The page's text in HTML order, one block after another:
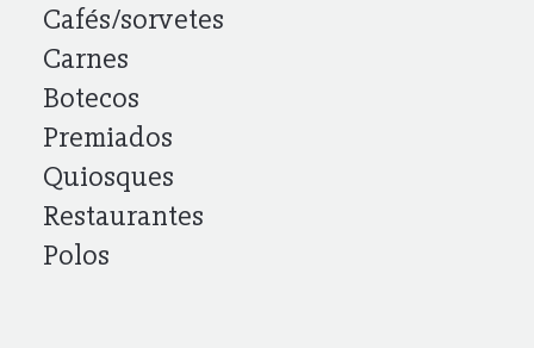
Cafés/sorvetes
Carnes
Botecos
Premiados
Quiosques
Restaurantes
Polos